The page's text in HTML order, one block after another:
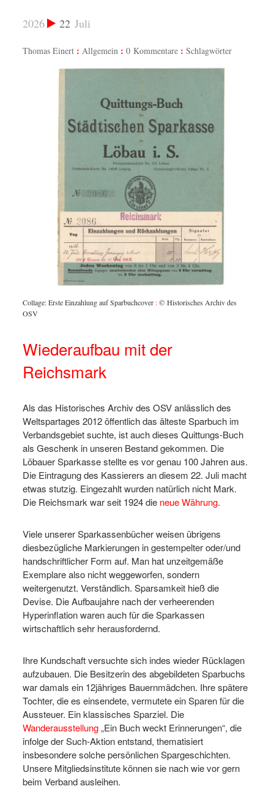
22 Juli
2026
Thomas Einert Allgemein 0 Kommentare Schlagwörter
Collage: Erste Einzahlung auf Sparbuchcover :© Historisches Archiv des
OSV
Wiederaufbau mit der
Reichsmark
Als das Historisches Archiv des OSV anlässlich des
Weltspartages 2012 öffentlich das älteste Sparbuch im
Verbandsgebiet suchte, ist auch dieses Quittungs-Buch
als Geschenk in unseren Bestand gekommen. Die
Löbauer Sparkasse stellte es vor genau 100 Jahren aus.
Die Eintragung des Kassierers an diesem 22. Juli macht
etwas stutzig. Eingezahlt wurden natürlich nicht Mark.
Die Reichsmark war seit 1924 die neue Währung.
Viele unserer Sparkassenbücher weisen übrigens
diesbezügliche Markierungen in gestempelter oder/und
handschriftlicher Form auf. Man hat unzeitgemäße
Exemplare also nicht weggeworfen, sondern
weitergenutzt. Verständlich. Sparsamkeit hieß die
Devise. Die Aufbaujahre nach der verheerenden
Hyperinflation waren auch für die Sparkassen
wirtschaftlich sehr herausfordernd.
Ihre Kundschaft versuchte sich indes wieder Rücklagen
aufzubauen. Die Besitzerin des abgebildeten Sparbuchs
war damals ein 12jähriges Bauernmädchen. Ihre spätere
Tochter, die es einsendete, vermutete ein Sparen für die
Aussteuer. Ein klassisches Sparziel. Die
Wanderausstellung„Ein Buch weckt Erinnerungen“, die
infolge der Such-Aktion entstand, thematisiert
insbesondere solche persönlichen Spargeschichten.
Unsere Mitgliedsinstitute können sie nach wie vor gern
beim Verband ausleihen.